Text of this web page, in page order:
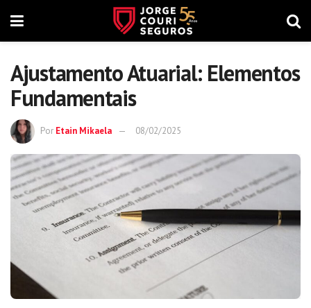
Ajustamento Atuarial: Elementos
Fundamentais
Por Etain Mikaela 08/02/2025